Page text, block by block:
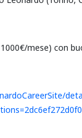
mese) con